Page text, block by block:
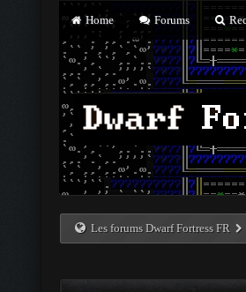
Home Forums
Les forums Dwarf Fortress FR